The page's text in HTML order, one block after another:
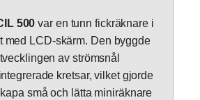
500 var en tunn fickräknare i
med LCD-skärm. Den byggde
av strömsnål
kretsar, vilket gjorde
små och lätta miniräknare